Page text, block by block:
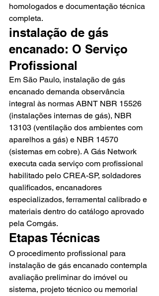
homologados e documentação técnica
completa.
instalação de gás
encanado: O Serviço
Profissional
Em São Paulo, instalação de gás
encanado demanda observância
integral às normas ABNT NBR 15526
(instalações internas de gás), NBR
13103 (ventilação dos ambientes com
aparelhos a gás) e NBR 14570
(sistemas em cobre). A Gás Network
executa cada serviço com profissional
habilitado pelo CREA-SP, soldadores
qualificados, encanadores
especializados, ferramental calibrado e
materiais dentro do catálogo aprovado
pela Comgás.
Etapas Técnicas
O procedimento profissional para
instalação de gás encanado contempla
avaliação preliminar do imóvel ou
sistema, projeto técnico ou memorial